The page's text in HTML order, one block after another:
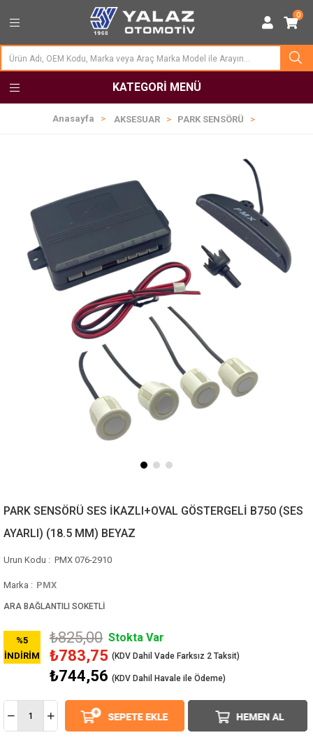
0
KATEGORI MENÜ
Anasayfa AKSESUAR PARK SENSÖRÜ
PARK SENSÖRÜ SES İKAZLI+OVAL GÖSTERGELİ B750 (SES
AYARLI) (18.5 MM) BEYAZ
PMX 076-2910
Marka : PMX
ARA BAĞLANTILI SOKETLİ
%5
İNDIRIM
₺825,00 Stokta Var
₺783,75
₺744,56 (KDV Dahil Havale ile Ödeme)